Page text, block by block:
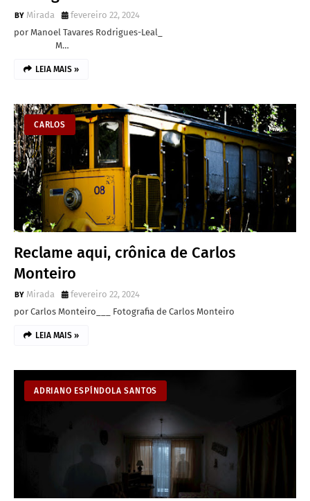
Mirada
fevereiro 22, 2024
por Manoel Tavares Rodrigues-Leal_
M…
LEIA MAIS »
CARLOS
Reclame aqui, crônica de Carlos
Monteiro
Mirada
fevereiro 22, 2024
por Carlos Monteiro___ Fotografia de Carlos Monteiro
LEIA MAIS »
ADRIANO ESPÍNDOLA SANTOS